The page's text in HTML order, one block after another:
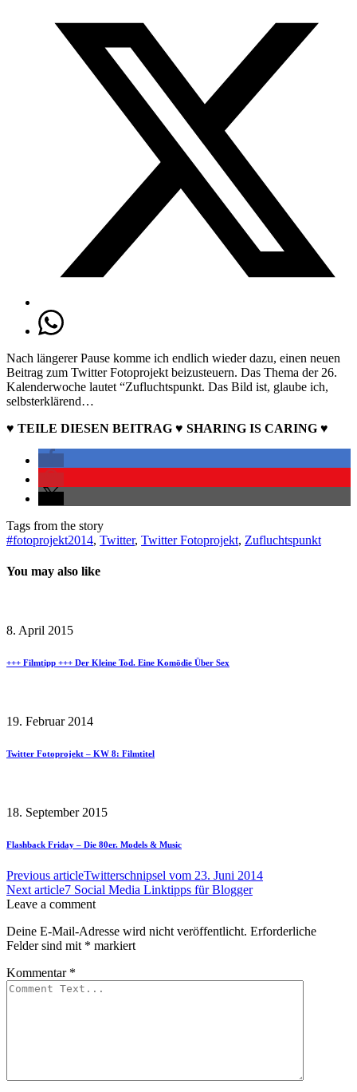
Nach längerer Pause komme ich endlich wieder dazu, einen neuen
Beitrag zum Twitter Fotoprojekt beizusteuern. Das Thema der 26.
Kalenderwoche lautet “Zufluchtspunkt. Das Bild ist, glaube ich,
selbsterklärend…
♥ TEILE DIESEN BEITRAG ♥ SHARING IS CARING ♥
Tags from the story
#fotoprojekt2014, Twitter, Twitter Fotoprojekt, Zufluchtspunkt
You may also like
8. April 2015
+++ Filmtipp +++ Der Kleine Tod. Eine Komödie Über Sex
19. Februar 2014
Twitter Fotoprojekt – KW 8: Filmtitel
18. September 2015
Flashback Friday – Die 80er. Models & Music
Previous articleTwitterschnipsel vom 23. Juni 2014
Next article7 Social Media Linktipps für Blogger
Leave a comment
Deine E-Mail-Adresse wird nicht veröffentlicht. Erforderliche
Felder sind mit * markiert
Kommentar *